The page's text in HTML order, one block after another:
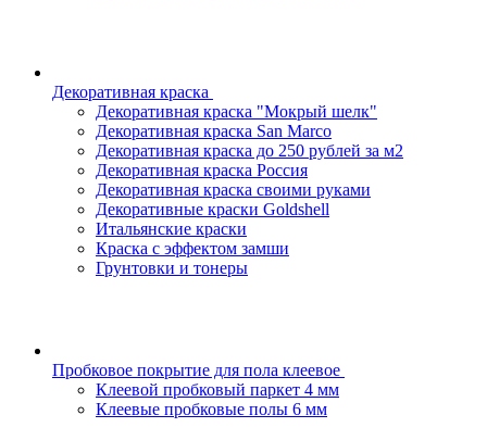
Декоративная краска
Декоративная краска "Мокрый шелк"
Декоративная краска San Marco
Декоративная краска до 250 рублей за м2
Декоративная краска Россия
Декоративная краска своими руками
Декоративные краски Goldshell
Итальянские краски
Краска с эффектом замши
Грунтовки и тонеры
Пробковое покрытие для пола клеевое
Клеевой пробковый паркет 4 мм
Клеевые пробковые полы 6 мм